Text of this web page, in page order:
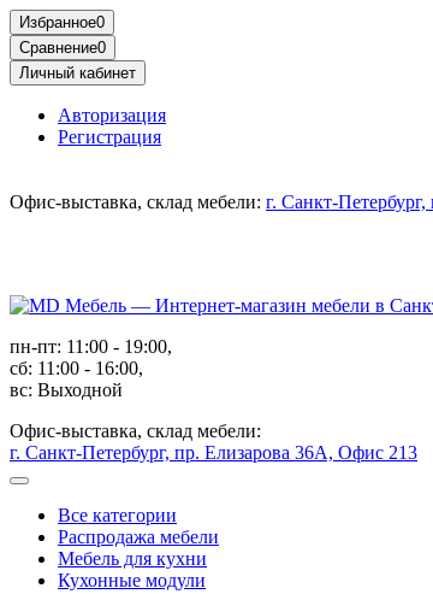
Избранное0
Сравнение0
Личный кабинет
Авторизация
Регистрация
Офис-выставка, склад мебели: г. Санкт-
пн-пт: 11:00 - 19:00,
сб: 11:00 - 16:00,
вс: Выходной
Офис-выставка, склад мебели:
г. Санкт-Петербург, пр. Елизарова 36А, Офис 213
Все категории
Распродажа мебели
Мебель для кухни
Кухонные модули